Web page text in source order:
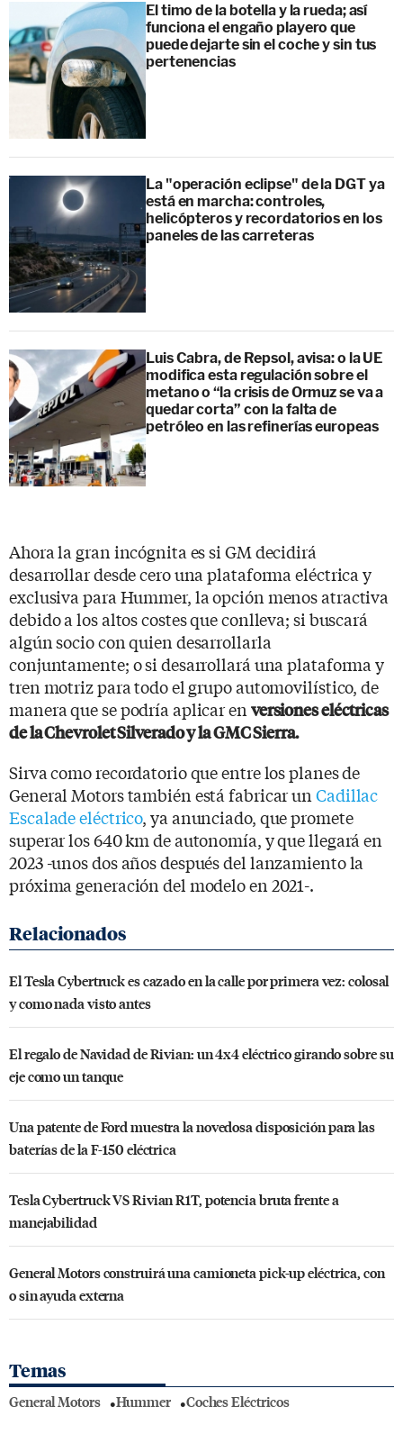
El timo de la botella y la rueda; así
funciona el engaño playero que
puede dejarte sin el coche y sin tus
pertenencias
La "operación eclipse" de la DGT ya
está en marcha: controles,
helicópteros y recordatorios en los
paneles de las carreteras
Luis Cabra, de Repsol, avisa: o la UE
modifica esta regulación sobre el
metano o “la crisis de Ormuz se va a
quedar corta” con la falta de
petróleo en las refinerías europeas
Ahora la gran incógnita es si GM decidirá
desarrollar desde cero una plataforma eléctrica y
exclusiva para Hummer, la opción menos atractiva
debido a los altos costes que conlleva; si buscará
algún socio con quien desarrollarla
conjuntamente; o si desarrollará una plataforma y
tren motriz para todo el grupo automovilístico, de
manera que se podría aplicar en versiones eléctricas
de la Chevrolet Silverado y la GMC Sierra.
Sirva como recordatorio que entre los planes de
General Motors también está fabricar unCadillac
Escalade eléctrico, ya anunciado, que promete
superar los 640 km de autonomía, y que llegará en
2023 -unos dos años después del lanzamiento la
próxima generación del modelo en 2021-.
El Tesla Cybertruck es cazado en la calle por primera vez: colosal
y como nada visto antes
El regalo de Navidad de Rivian: un 4x4 eléctrico girando sobre su
eje como un tanque
Una patente de Ford muestra la novedosa disposición para las
baterías de la F-150 eléctrica
Tesla Cybertruck VS Rivian R1T, potencia bruta frente a
manejabilidad
General Motors construirá una camioneta pick-up eléctrica, con
o sin ayuda externa
Temas
General Motors Hummer Coches Eléctricos